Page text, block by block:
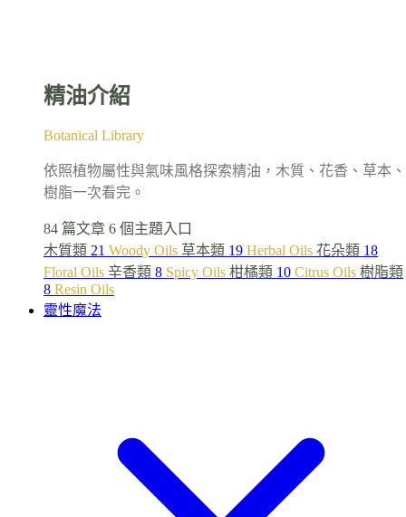
精油介紹
Botanical Library
依照植物屬性與氣味風格探索精油，木質、花香、草本、
樹脂一次看完。
84 篇文章 6 個主題入口
木質類 21 Woody Oils 草本類 19 Herbal Oils 花朵類 18
Floral Oils 辛香類 8 Spicy Oils 柑橘類 10 Citrus Oils 樹脂類
8 Resin Oils
靈性魔法